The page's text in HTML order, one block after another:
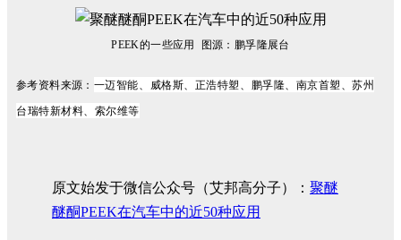
PEEK的一些应用 图源：鹏孚隆展台
参考资料来源： 一迈智能、 威格斯、正浩特塑、 鹏孚隆、南京首塑、苏州
台瑞特新材料、 索尔维等
原文始发于微信公众号（艾邦高分子）： 聚醚
醚酮PEEK在汽车中的近50种应用